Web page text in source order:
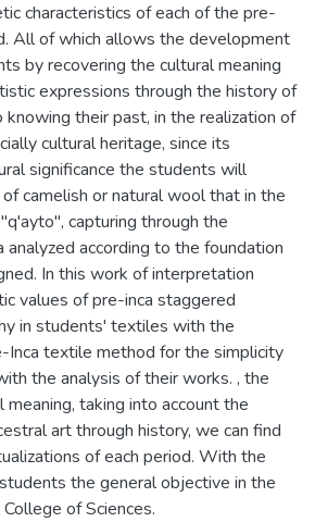
characteristics of each of the pre-
All of which allows the development
by recovering the cultural meaning
expressions through the history of
knowing their past, in the realization of
cultural heritage, since its
significance the students will
camelish or natural wool that in the
capturing through the
according to the foundation
In this work of interpretation
values of pre-inca staggered
in students' textiles with the
Inca textile method for the simplicity
the analysis of their works. , the
taking into account the
art through history, we can find
of each period. With the
the general objective in the
of Sciences.